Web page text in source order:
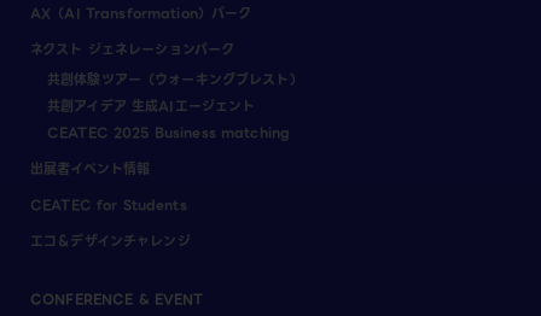
AX（AI Transformation）パーク
ネクスト ジェネレーションパーク
共創体験ツアー（ウォーキングブレスト）
共創アイデア 生成AIエージェント
CEATEC 2025 Business matching
出展者イベント情報
CEATEC for Students
エコ＆デザインチャレンジ
CONFERENCE & EVENT